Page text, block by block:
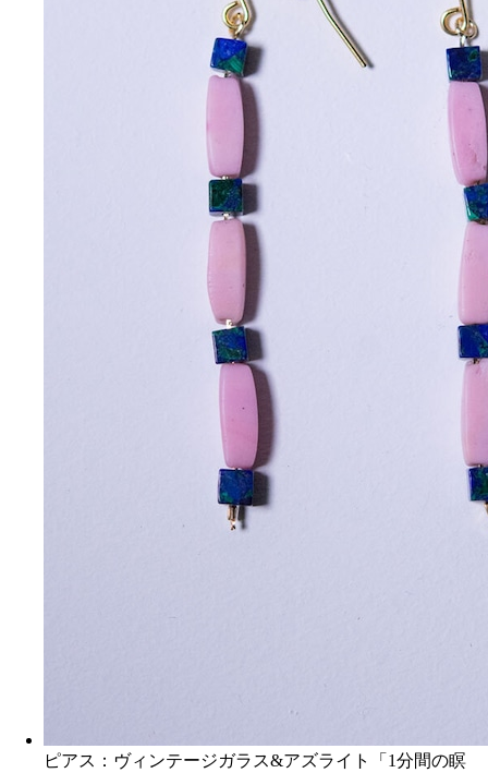
ピアス：ヴィンテージガラス&アズライト「1分間の瞑